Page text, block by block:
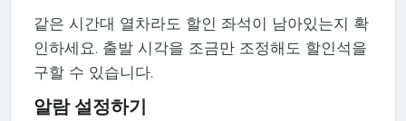
같은 시간대 열차라도 할인 좌석이 남아있는지 확
인하세요. 출발 시각을 조금만 조정해도 할인석을
구할 수 있습니다.
알람 설정하기